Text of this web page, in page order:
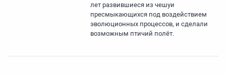
лет развившиеся из чешуи
пресмыкающихся под воздействием
эволюционных процессов, и сделали
возможным птичий полёт.